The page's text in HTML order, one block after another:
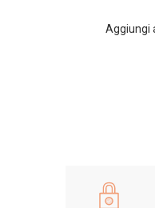
Aggiungi